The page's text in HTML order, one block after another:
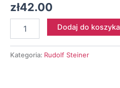
zł42.00
Rudolf
-
Dodaj do koszyka
Kategoria: Rudolf Steiner